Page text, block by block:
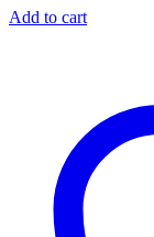
Add to cart